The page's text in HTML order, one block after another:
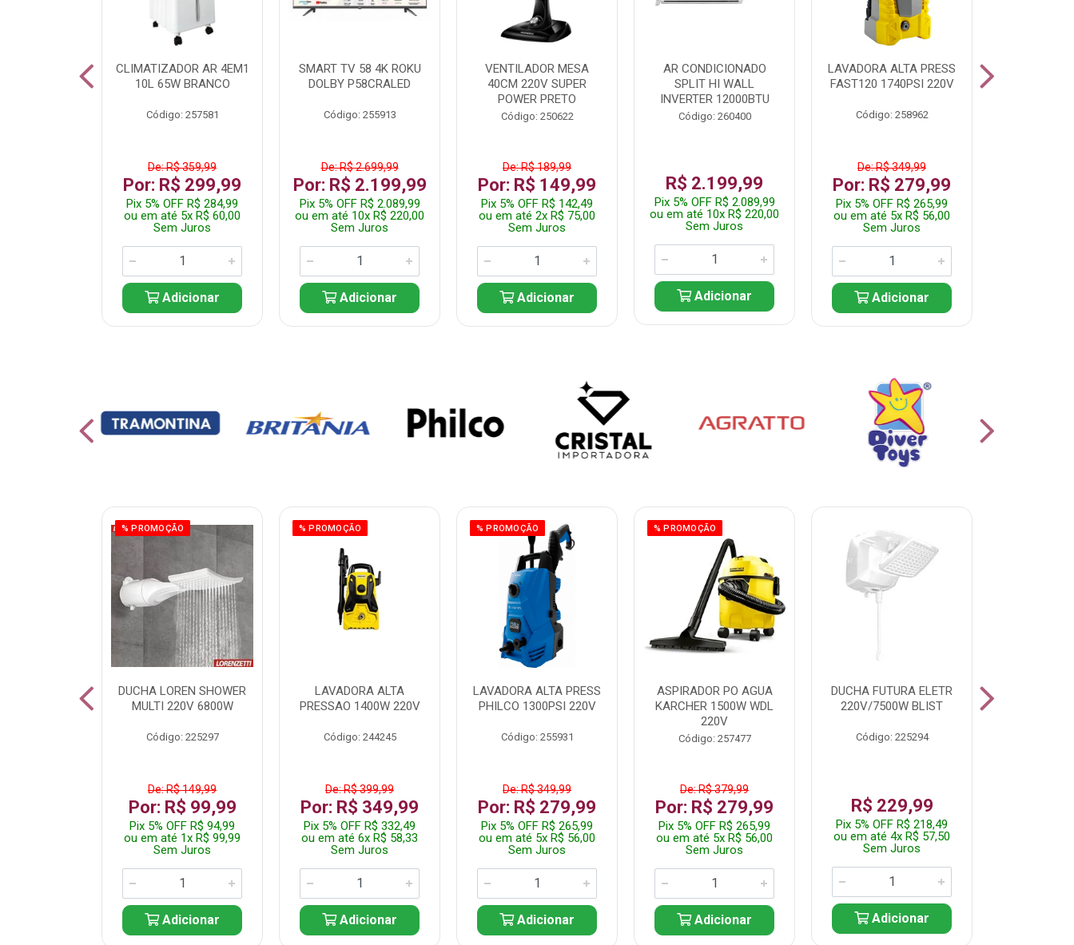
CLIMATIZADOR AR 4EM1
10L 65W BRANCO
Código: 257581
De: R$ 359,99
Por: R$ 299,99
Pix 5% OFF R$ 284,99
ou em até 5x R$ 60,00
Sem Juros
Adicionar
SMART TV 58 4K ROKU
DOLBY P58CRALED
Código: 255913
De: R$ 2.699,99
Por: R$ 2.199,99
Pix 5% OFF R$ 2.089,99
ou em até 10x R$ 220,00
Sem Juros
Adicionar
VENTILADOR MESA
40CM 220V SUPER
POWER PRETO
Código: 250622
De: R$ 189,99
Por: R$ 149,99
Pix 5% OFF R$ 142,49
ou em até 2x R$ 75,00
Sem Juros
Adicionar
AR CONDICIONADO
SPLIT HI WALL
INVERTER 12000BTU
Código: 260400
R$ 2.199,99
Pix 5% OFF R$ 2.089,99
ou em até 10x R$ 220,00
Sem Juros
Adicionar
LAVADORA ALTA PRESS
FAST120 1740PSI 220V
Código: 258962
De: R$ 349,99
Por: R$ 279,99
Pix 5% OFF R$ 265,99
ou em até 5x R$ 56,00
Sem Juros
Adicionar
% PROMOÇÃO
DUCHA LOREN SHOWER
MULTI 220V 6800W
Código: 225297
De: R$ 149,99
Por: R$ 99,99
Pix 5% OFF R$ 94,99
ou em até 1x R$ 99,99
Sem Juros
Adicionar
% PROMOÇÃO
LAVADORA ALTA
PRESSAO 1400W 220V
Código: 244245
De: R$ 399,99
Por: R$ 349,99
Pix 5% OFF R$ 332,49
ou em até 6x R$ 58,33
Sem Juros
Adicionar
% PROMOÇÃO
LAVADORA ALTA PRESS
PHILCO 1300PSI 220V
Código: 255931
De: R$ 349,99
Por: R$ 279,99
Pix 5% OFF R$ 265,99
ou em até 5x R$ 56,00
Sem Juros
Adicionar
% PROMOÇÃO
ASPIRADOR PO AGUA
KARCHER 1500W WDL
220V
Código: 257477
De: R$ 379,99
Por: R$ 279,99
Pix 5% OFF R$ 265,99
ou em até 5x R$ 56,00
Sem Juros
Adicionar
DUCHA FUTURA ELETR
220V/7500W BLIST
Código: 225294
R$ 229,99
Pix 5% OFF R$ 218,49
ou em até 4x R$ 57,50
Sem Juros
Adicionar